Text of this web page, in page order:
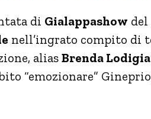
di Gialappashow
nell’ingrato compito di
alias Brenda
“emozionare”